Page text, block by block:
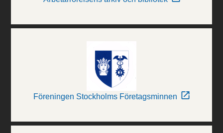
Föreningen Stockholms Företagsminnen